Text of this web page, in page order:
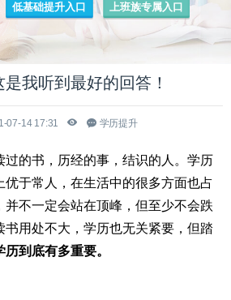
低基础提升入口 上班族专属入口
我听到最好的回答！
07-14 17:31 学历提升
过的书，历经的事，结识的人。学历
优于常人，在生活中的很多方面也占
并不一定会站在顶峰，但至少不会跌
书用处不大，学历也无关紧要，但踏
历到底有多重要。